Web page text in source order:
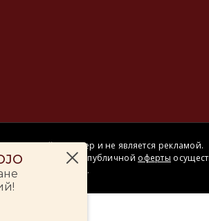
характер и не является рекламой.
на основании публичной оферты
магазина.